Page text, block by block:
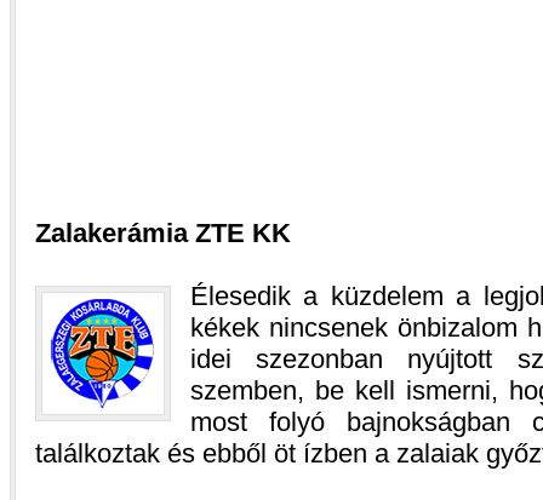
Zalakerámia ZTE KK
Élesedik a küzdelem a
kékek nincsenek önbizalom
idei szezonban nyújtott
szemben, be kell ismerni,
most folyó bajnokságban
találkoztak és ebből öt ízben a zalaiak